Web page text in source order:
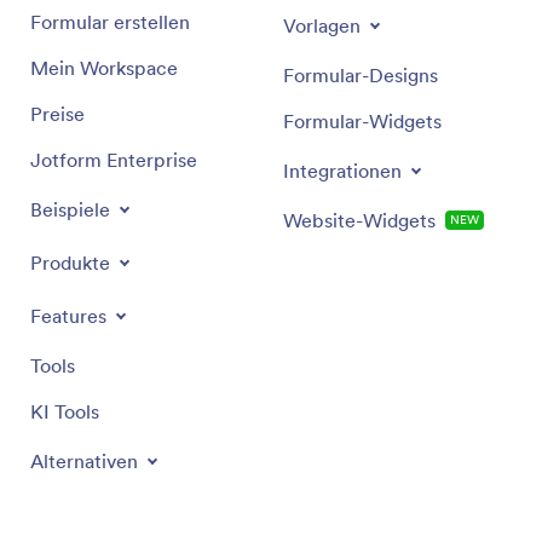
Formular erstellen
Mein Workspace
Preise
Jotform Enterprise
Beispiele
Produkte
Features
Tools
KI Tools
Alternativen
Vorlagen
Formular-Designs
Formular-Widgets
Integrationen
Website-Widgets NEW